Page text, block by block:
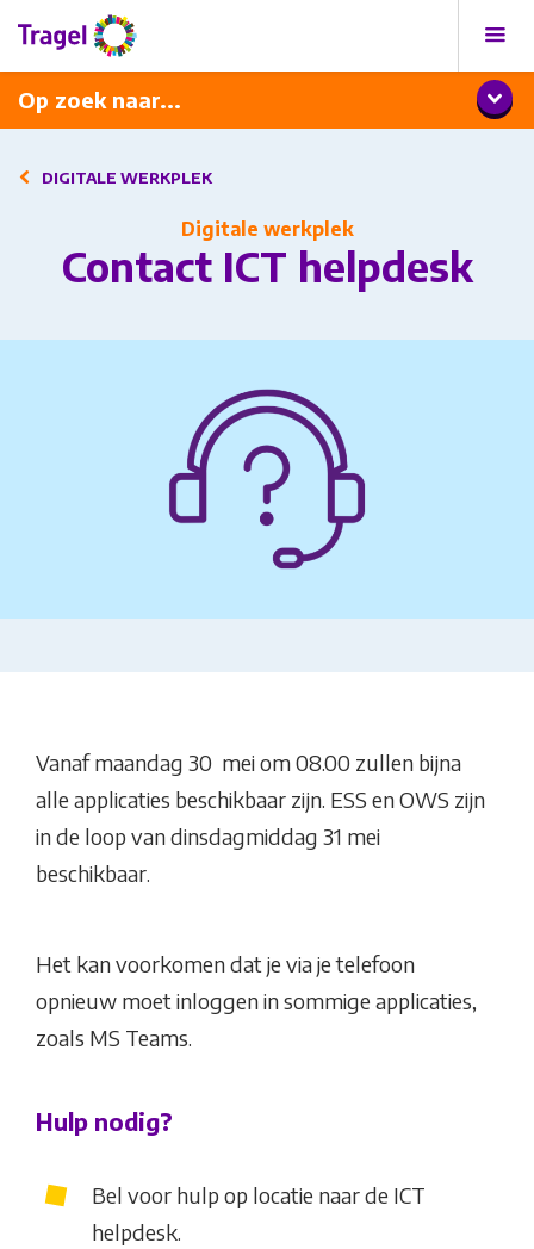
Op zoek naar...
Programma
Diner met wijnarrangement
DIGITALE WERKPLEK
Digitale werkplek
Contact ICT helpdesk
Vanaf maandag 30 mei om 08.00 zullen bijna
alle applicaties beschikbaar zijn. ESS en OWS zijn
in de loop van dinsdagmiddag 31 mei
beschikbaar.
Het kan voorkomen dat je via je telefoon
opnieuw moet inloggen in sommige applicaties,
zoals MS Teams.
Hulp nodig?
Bel voor hulp op locatie naar de ICT
helpdesk.